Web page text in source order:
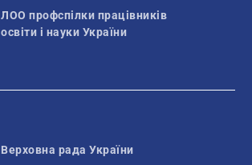
ЛОО профспілки працівників
освіти і науки України
Верховна рада України